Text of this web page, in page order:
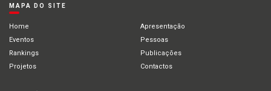
MAPA DO SITE
Home
Apresentação
Eventos
Pessoas
Rankings
Publicações
Projetos
Contactos